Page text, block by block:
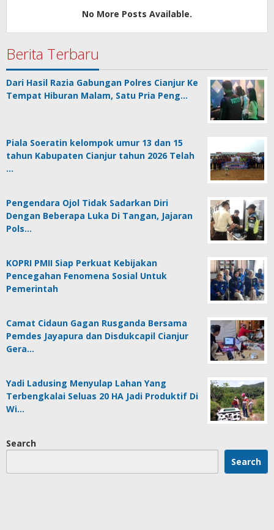
No More Posts Available.
Berita Terbaru
Dari Hasil Razia Gabungan Polres Cianjur Ke
Tempat Hiburan Malam, Satu Pria Peng…
Piala Soeratin kelompok umur 13 dan 15
tahun Kabupaten Cianjur tahun 2026 Telah
…
Pengendara Ojol Tidak Sadarkan Diri
Dengan Beberapa Luka Di Tangan, Jajaran
Pols…
KOPRI PMII Siap Perkuat Kebijakan
Pencegahan Fenomena Sosial Untuk
Pemerintah
Camat Cidaun Gagan Rusganda Bersama
Pemdes Jayapura dan Disdukcapil Cianjur
Gera…
Yadi Ladusing Menyulap Lahan Yang
Terbengkalai Seluas 20 HA Jadi Produktif Di
Wi…
Search
Search